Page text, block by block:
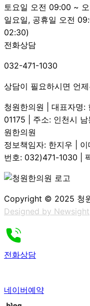
토요일 오전 09:00 ~
일요일, 공휴일 오전
02:30)
전화상담
032-471-1030
상담이 필요하시면 언
청원한의원 | 대표자명
01175 | 주소: 인천시
원한의원
정보책임자: 한지우 |
번호: 032)471-1030 |
Copyright © 2025 청원
Designed by Newsight
전화상담
네이버예약